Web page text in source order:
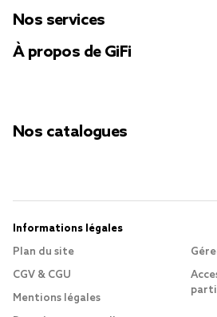
Nos services
À propos de GiFi
Nos catalogues
Informations légales
Plan du site
CGV & CGU
Mentions légales